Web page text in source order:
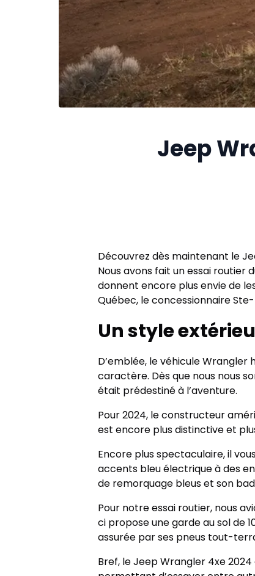
Jeep
Découvrez dès maintenant le
Nous avons fait un essai routier
donnent encore plus envie de
Québec, le concessionnaire
Un style
D’emblée, le véhicule
caractère. Dès que nous nous
était prédestiné à l’aventure.
Pour 2024, le constructeur
est encore plus distinctive et
Encore plus spectaculaire, il
accents bleu électrique à des
de remorquage bleus et son
Pour notre essai routier, nous
ci propose une garde au sol de
assurée par ses pneus tout-
Bref, le Jeep Wrangler 4xe